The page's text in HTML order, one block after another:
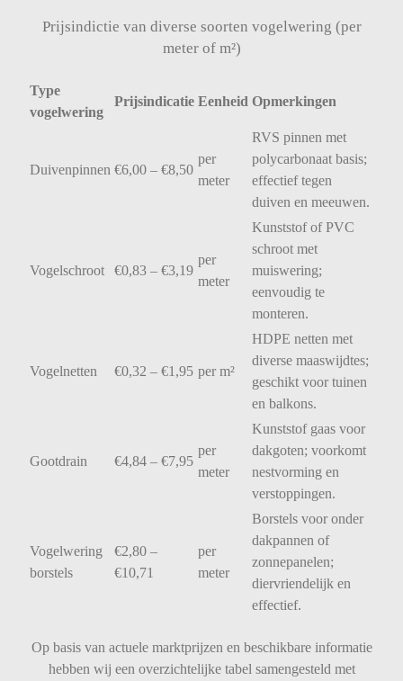
Prijsindictie van diverse soorten vogelwering (per
meter of m²)
Type
vogelwering
Prijsindicatie Eenheid Opmerkingen
Duivenpinnen €6,00 – €8,50
per
meter
RVS pinnen met
polycarbonaat basis;
effectieftegen
duiven en meeuwen.
Vogelschroot €0,83 – €3,19
per
meter
KunststofofPVC
schroot met
muiswering;
eenvoudig te
monteren.
Vogelnetten €0,32 – €1,95 per m²
HDPE netten met
diverse maaswijdtes;
geschikt voor tuinen
en balkons.
Gootdrain €4,84 – €7,95
per
meter
Kunststof gaas voor
dakgoten; voorkomt
nestvorming en
verstoppingen.
Vogelwering
borstels
€2,80 –
€10,71
per
meter
Borstels voor onder
dakpannen of
zonnepanelen;
diervriendelijk en
effectief.
Op basis van actuele marktprijzen en beschikbare informatie
hebben wij een overzichtelijke tabel samengesteld met